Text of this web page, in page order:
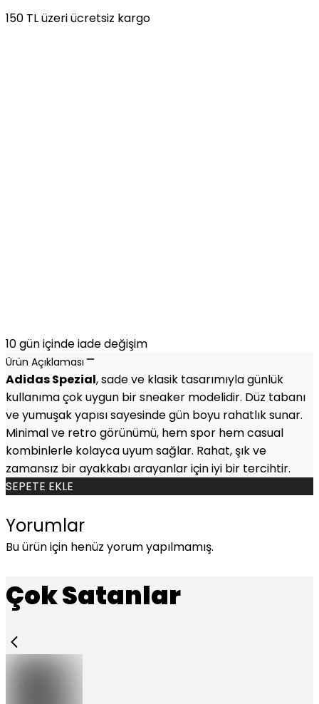
150 TL üzeri ücretsiz kargo
10 gün içinde iade değişim
Ürün Açıklaması
Adidas Spezial, sade ve klasik tasarımıyla günlük
kullanıma çok uygun bir sneaker modelidir. Düz tabanı
ve yumuşak yapısı sayesinde gün boyu rahatlık sunar.
Minimal ve retro görünümü, hem spor hem casual
kombinlerle kolayca uyum sağlar. Rahat, şık ve
zamansız bir ayakkabı arayanlar için iyi bir tercihtir.
SEPETE EKLE
Yorumlar
Bu ürün için henüz yorum yapılmamış.
Çok Satanlar